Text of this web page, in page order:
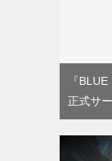
『
正式サ